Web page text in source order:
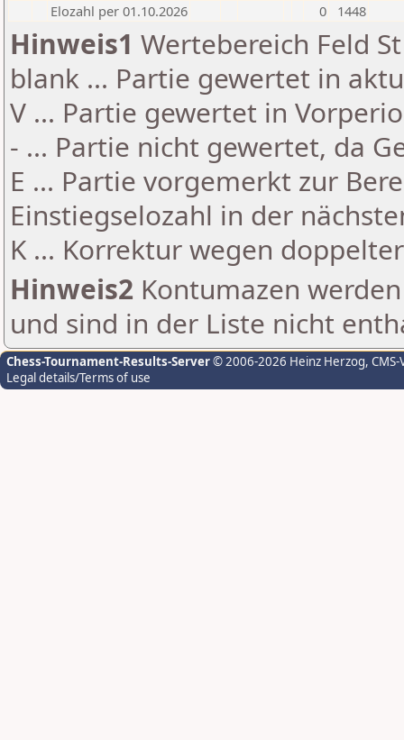
Elozahl per 01.10.2026
0 1448
Hinweis1 Wertebereich Feld
blank ... Partie gewertet in
V ... Partie gewertet in
- ... Partie nicht gewertet, da
E ... Partie vorgemerkt zur
Einstiegselozahl in der
K ... Korrektur wegen
Hinweis2 Kontumazen
und sind in der Liste nicht
Chess-Tournament-Results-Server© 2006-2026 Heinz Herzog,
Legal details/Terms of use